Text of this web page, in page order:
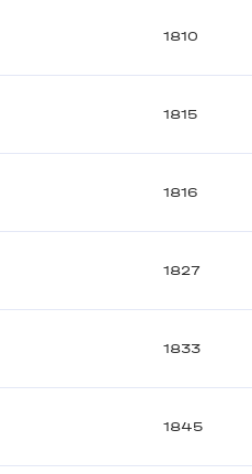
1810
1815
1816
1827
1833
1845